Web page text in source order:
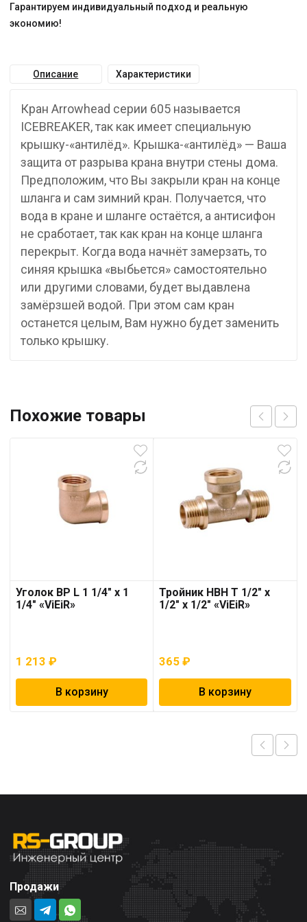
Гарантируем индивидуальный подход и реальную
экономию!
Описание Характеристики
Кран Arrowhead серии 605 называется
ICEBREAKER, так как имеет специальную
крышку-«антилёд». Крышка-«антилёд» — Ваша
защита от разрыва крана внутри стены дома.
Предположим, что Вы закрыли кран на конце
шланга и сам зимний кран. Получается, что
вода в кране и шланге остаётся, а антисифон
не сработает, так как кран на конце шланга
перекрыт. Когда вода начнёт замерзать, то
синяя крышка «выбьется» самостоятельно
или другими словами, будет выдавлена
замёрзшей водой. При этом сам кран
останется целым, Вам нужно будет заменить
только крышку.
Похожие товары
Уголок ВР L 1 1/4″ х 1
1/4″ «ViEiR»
1 213 ₽
В корзину
Тройник НВН T 1/2″ х
1/2″ х 1/2″ «ViEiR»
365₽
В корзину
Продажи